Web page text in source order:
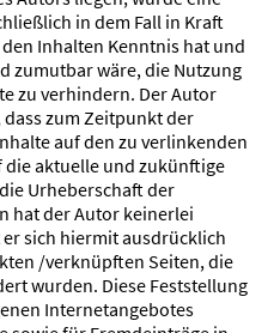
in dem Fall in Kraft
Inhalten Kenntnis hat und
zumutbar wäre, die Nutzung
zu verhindern. Der Autor
zum Zeitpunkt der
auf den zu verlinkenden
aktuelle und zukünftige
Urheberschaft der
hat der Autor keinerlei
sich hiermit ausdrücklich
/verknüpften Seiten, die
wurden. Diese Feststellung
Internetangebotes